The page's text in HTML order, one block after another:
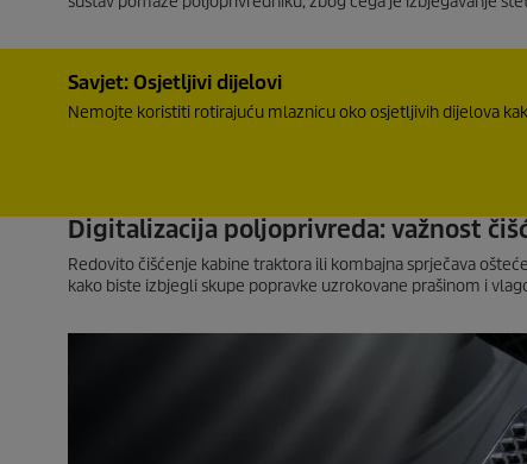
Savjet: Osjetljivi dijelovi
Nemojte koristiti rotirajuću mlaznicu oko osjetljivih dijelova
Digitalizacija poljoprivreda: važnost
Redovito čišćenje kabine traktora ili kombajna sprječava
kako biste izbjegli skupe popravke uzrokovane prašinom i